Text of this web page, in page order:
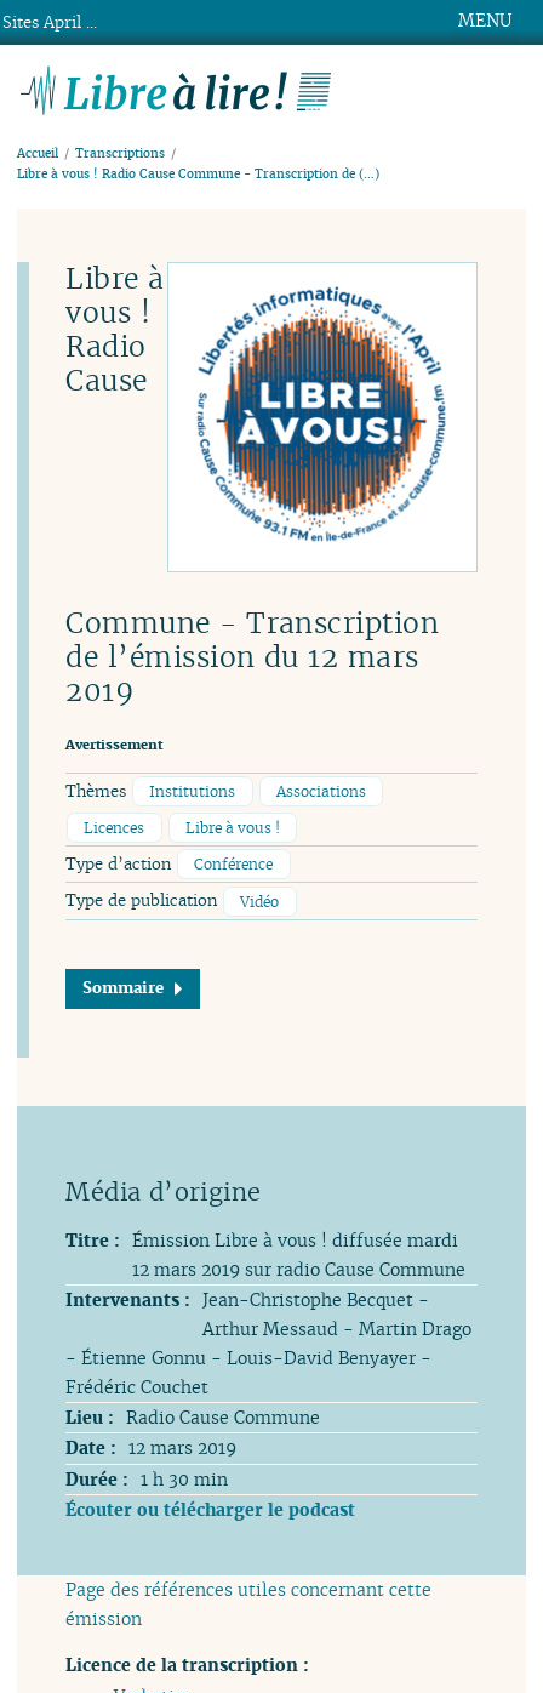
MENU
Accueil
Transcriptions
Libre à vous ! Radio Cause Commune - Transcription de (…)
Libre à
vous !
Radio
Cause
Commune - Transcription
de l’émission du 12 mars
2019
Avertissement
Thèmes Institutions
Associations
Licences
Libre à vous !
Type d’action Conférence
Type de publication Vidéo
Sommaire
Titre : Émission Libre à vous ! diffusée mardi
12 mars 2019 sur radio Cause Commune
Intervenants : Jean-Christophe Becquet -
Arthur Messaud - Martin Drago
- Étienne Gonnu - Louis-David Benyayer -
Frédéric Couchet
Lieu : Radio Cause Commune
Date : 12 mars 2019
Durée : 1 h 30 min
Écouter ou télécharger le podcast
Page des références utiles concernant cette
émission
Licence de la transcription :
Sites April ...